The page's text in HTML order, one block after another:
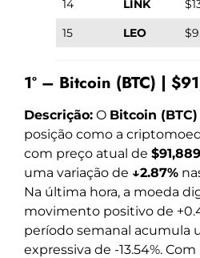
14
LINK
15
LEO
1º – Bitcoin (BTC) |
Descrição: O Bitcoin (BTC)
posição como a
com preço atual de
uma variação de ↓2.87%
Na última hora, a moeda
movimento positivo de
período semanal acumula
expressiva de -13.54%.